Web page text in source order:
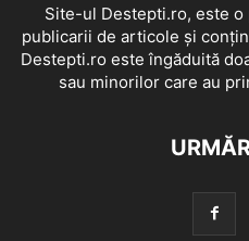
Site-ul Destepti.ro, este
publicarii de articole și
Destepti.ro este îngăduită
sau minorilor care au